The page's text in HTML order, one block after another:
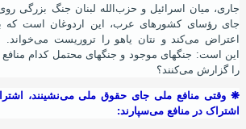
جاری، میان اسرائیل و حزب‌الله لبنان جنگ بزرگی
جای رؤسای کشورهای عرب، این اردوغان است که
اعتراض می‌کند و نتان یاهو را تروریست می‌خواند.
این
است: جنگهای موجود و جنگهای محتمل کدام
را گزارش می‌کنند؟
❋ وقتی منافع ملی جای حقوق ملی می‌نشینند،
اشتراک در منافع می‌سپارند: